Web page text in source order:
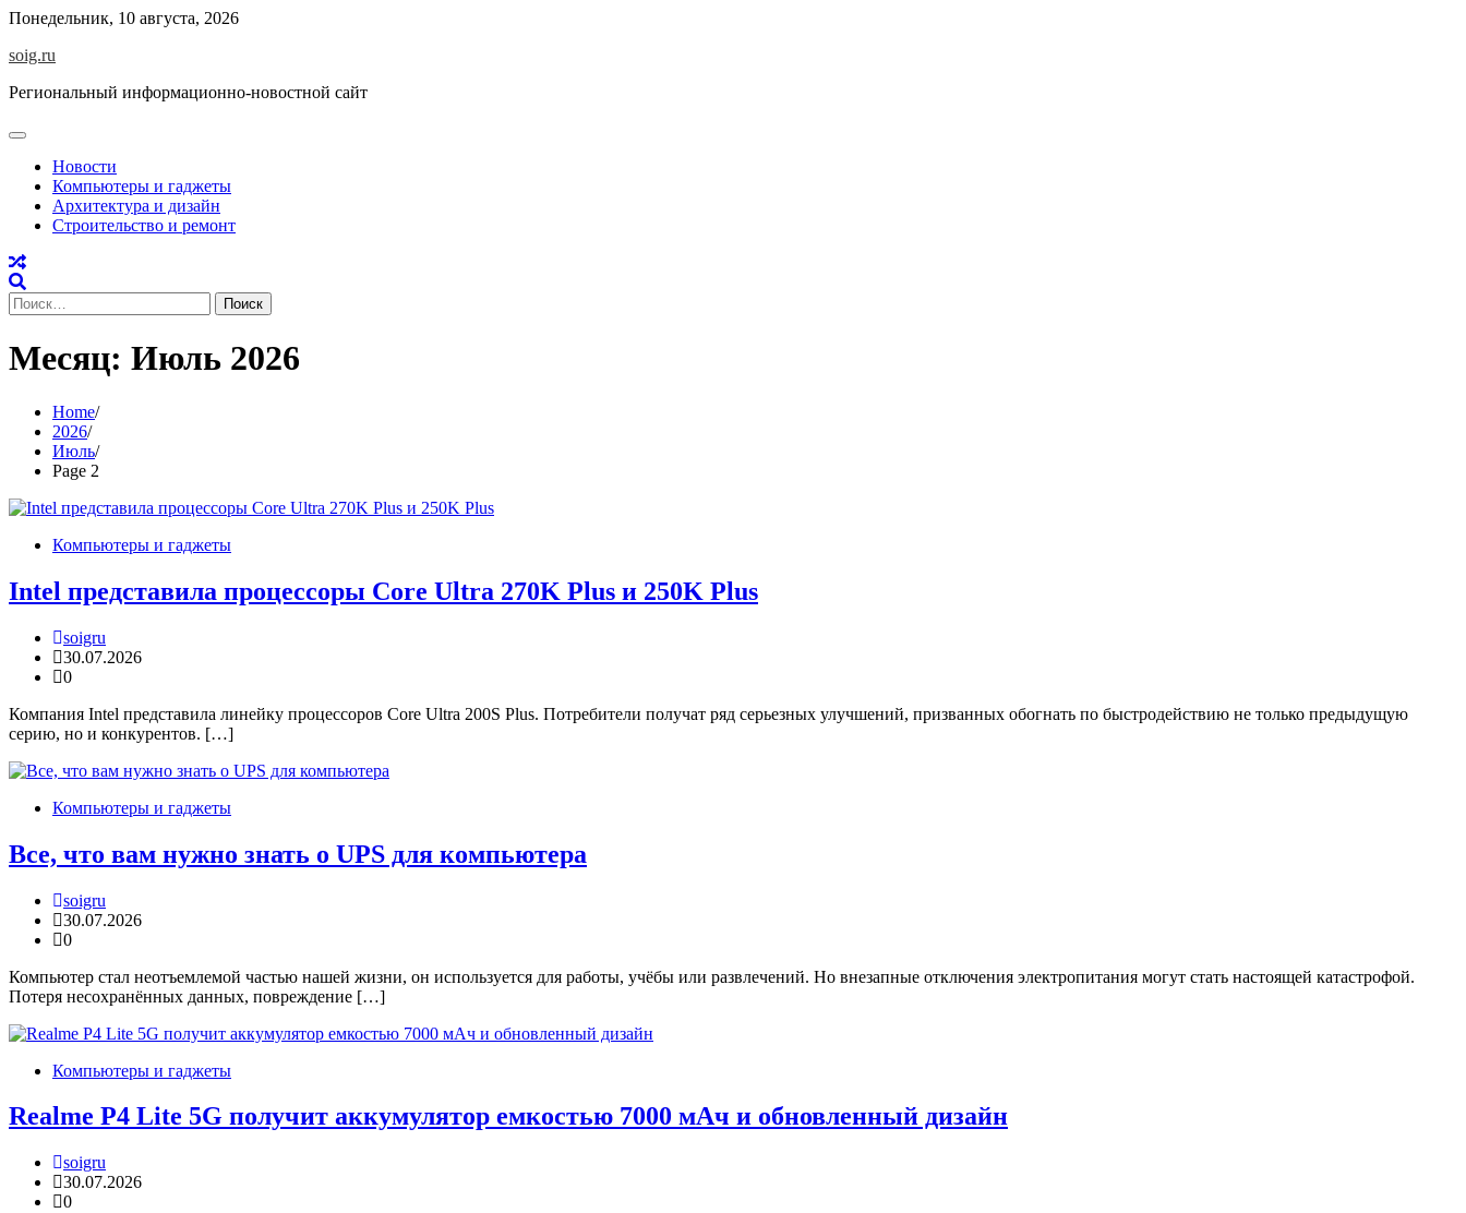
Skip
content
Понедельник, 10 августа, 2026
soig.ru
Региональный информационно-новостной сайт
Новости
Компьютеры и гаджеты
Архитектура и дизайн
Строительство и ремонт
Найти:
Месяц: Июль 2026
Home
2026
Июль
Page 2
Компьютеры и гаджеты
Intel представила процессоры Core Ultra 270K Plus и 250K Plus
soigru
30.07.2026
0
Компания Intel представила линейку процессоров Core Ultra 200S Plus. Потребители получат ряд серьезных улучшений, призванных обогнать по быстродействию не только предыдущую
серию, но и конкурентов. […]
Компьютеры и гаджеты
Все, что вам нужно знать о UPS для компьютера
soigru
30.07.2026
0
Компьютер стал неотъемлемой частью нашей жизни, он используется для работы, учёбы или развлечений. Но внезапные отключения электропитания могут стать настоящей катастрофой.
Потеря несохранённых данных, повреждение […]
Компьютеры и гаджеты
Realme P4 Lite 5G получит аккумулятор емкостью 7000 мАч и обновленный дизайн
soigru
30.07.2026
0